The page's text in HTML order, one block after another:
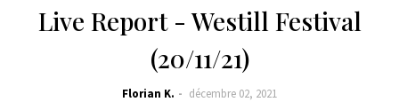
Live Report - Westill Festival
(20/11/21)
Florian K. décembre 02, 2021